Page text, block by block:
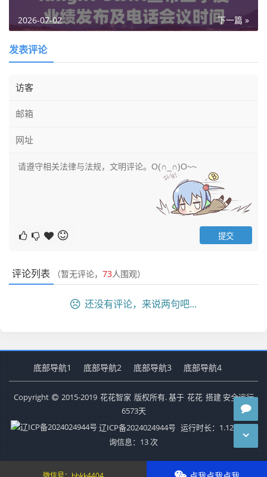
下一篇 »
2026-07-02
发表评论
评论列表 （暂无评论， 73人围观）
还没有评论，来说两句吧...
底部导航1 底部导航2 底部导航3 底部导航4
Copyright 2015-2019 花花智家 版权所有. 基于 花花 搭建 安全运行
6573天
辽ICP备2024024944号 运行时长：1.128秒 查
询信息：13 次